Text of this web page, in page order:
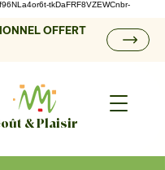
tkDaFRF8VZEWCnbr-
OFFERT
& Plaisir